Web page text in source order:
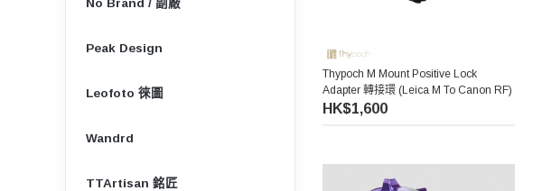
No Brand / 副廠
Peak Design
Leofoto 徠圖
Wandrd
TTArtisan 銘匠
Thypoch M Mount Positive Lock
Adapter 轉接環 (Leica M To Canon RF)
HK$1,600